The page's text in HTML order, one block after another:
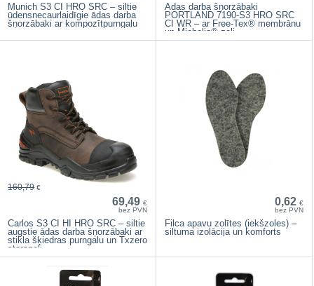
Munich S3 CI HRO SRC – siltie
ūdensnecaurlaidīgie ādas darba
šņorzābaki ar kompozītpurngalu
Ādas darba šņorzābaki
PORTLAND 7190-S3 HRO SRC
CI WR – ar Free-Tex® membrānu
un Michelin® zoli
69,49 €
bez PVN
160,79 €
Carlos S3 CI HI HRO SRC – siltie
augstie ādas darba šņorzābaki ar
stikla šķiedras purngalu un Txzero
starpzoli
0,62 €
bez PVN
Filca apavu zolītes (iekšzoles) –
siltuma izolācija un komforts